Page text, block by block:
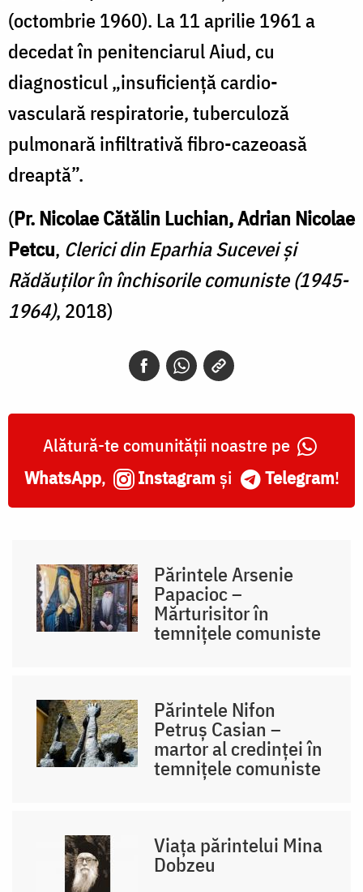
(octombrie 1960). La 11 aprilie 1961 a
decedat în penitenciarul Aiud, cu
diagnosticul „insuficiență cardio-
vasculară respiratorie, tuberculoză
pulmonară infiltrativă fibro-cazeoasă
dreaptă”.
(Pr. Nicolae Cătălin Luchian, Adrian Nicolae
Petcu, Clerici din Eparhia Sucevei şi
Rădăuţilor în închisorile comuniste (1945-
1964), 2018)
Alătură-te comunității noastre pe
WhatsApp, Instagram și Telegram!
Părintele Arsenie
Papacioc –
Mărturisitor în
temnițele comuniste
Părintele Nifon
Petruș Casian –
martor al credinței în
temnițele comuniste
Viața părintelui Mina
Dobzeu